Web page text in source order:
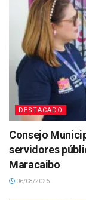
DESTACADO
Consejo
servidores
Maracaibo
06/08/2026